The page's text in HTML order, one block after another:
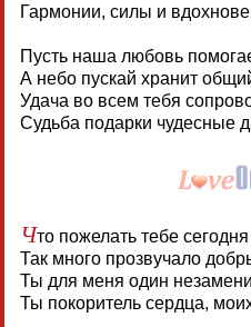
Гармонии, силы и
Пусть наша любовь
А небо пускай хранит
Удача во всем тебя
Судьба подарки чудесные
Что пожелать тебе
Так много прозвучало
Ты для меня один
Ты покоритель сердца,